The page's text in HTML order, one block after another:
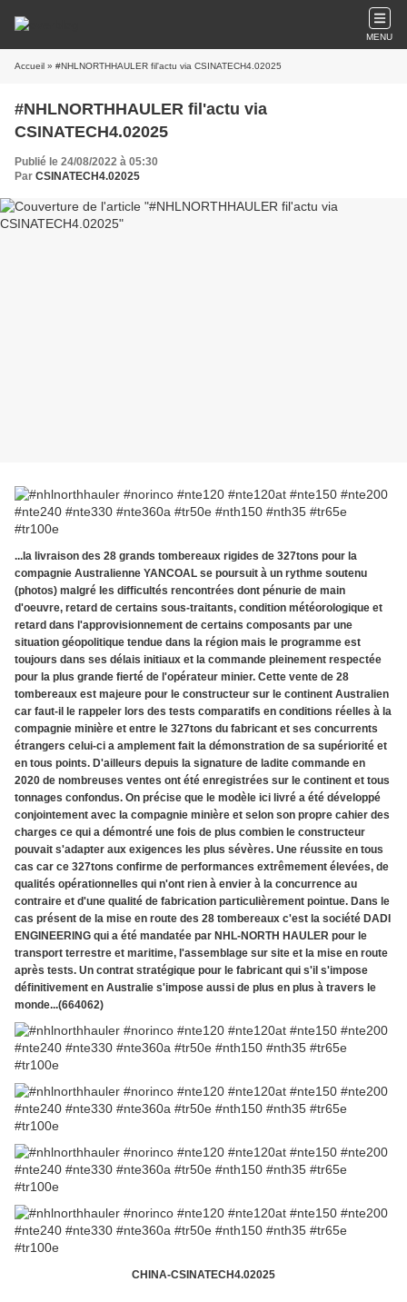
MENU
Accueil » #NHLNORTHHAULER fil'actu via CSINATECH4.02025
#NHLNORTHHAULER fil'actu via
CSINATECH4.02025
Publié le 24/08/2022 à 05:30
Par CSINATECH4.02025
...la livraison des 28 grands tombereaux rigides de 327tons pour la
compagnie Australienne YANCOAL se poursuit à un rythme soutenu
(photos) malgré les difficultés rencontrées dont pénurie de main
d'oeuvre, retard de certains sous-traitants, condition météorologique et
retard dans l'approvisionnement de certains composants par une
situation géopolitique tendue dans la région mais le programme est
toujours dans ses délais initiaux et la commande pleinement respectée
pour la plus grande fierté de l'opérateur minier. Cette vente de 28
tombereaux est majeure pour le constructeur sur le continent Australien
car faut-il le rappeler lors des tests comparatifs en conditions réelles à la
compagnie minière et entre le 327tons du fabricant et ses concurrents
étrangers celui-ci a amplement fait la démonstration de sa supériorité et
en tous points. D'ailleurs depuis la signature de ladite commande en
2020 de nombreuses ventes ont été enregistrées sur le continent et tous
tonnages confondus. On précise que le modèle ici livré a été développé
conjointement avec la compagnie minière et selon son propre cahier des
charges ce qui a démontré une fois de plus combien le constructeur
pouvait s'adapter aux exigences les plus sévères. Une réussite en tous
cas car ce 327tons confirme de performances extrêmement élevées, de
qualités opérationnelles qui n'ont rien à envier à la concurrence au
contraire et d'une qualité de fabrication particulièrement pointue. Dans le
cas présent de la mise en route des 28 tombereaux c'est la société DADI
ENGINEERING qui a été mandatée par NHL-NORTH HAULER pour le
transport terrestre et maritime, l'assemblage sur site et la mise en route
après tests. Un contrat stratégique pour le fabricant qui s'il s'impose
définitivement en Australie s'impose aussi de plus en plus à travers le
monde...(664062)
CHINA-CSINATECH4.02025